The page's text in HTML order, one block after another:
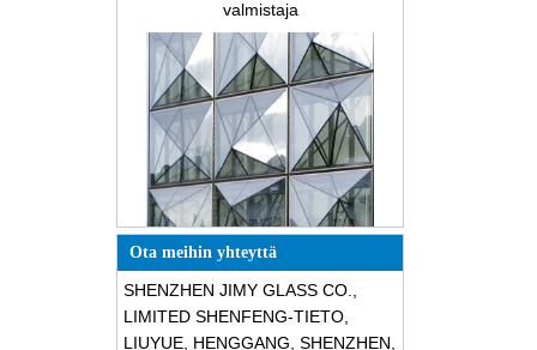
Erikoisrakenteiset
kolmionmuotoiset rakenteelliset
äänieristykset särkymätön lasi-
julkisivut
Ota meihin yhteyttä
SHENZHEN JIMY GLASS CO.,
LIMITED SHENFENG-TIETO,
LIUYUE, HENGGANG, SHENZHEN,